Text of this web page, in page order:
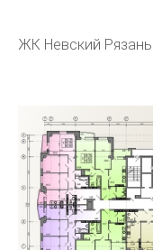
ЖК Невский